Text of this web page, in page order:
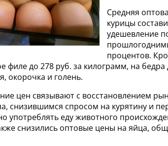
Средняя
курицы
удешевление
процентов.
филе до 278 руб. за килограмм, на бедра
окорочка и голень.
цен связывают с восстановлением
снизившимся спросом на курятину и
употреблять еду животного
снизились оптовые цены на яйца,